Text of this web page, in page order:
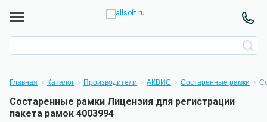
Главная Каталог Производители АКВИС Состаренные рамки
Состаренные рамки Лицензия для регистрации
пакета рамок 4003994